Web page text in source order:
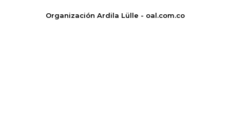
Organización Ardila Lülle - oal.com.co